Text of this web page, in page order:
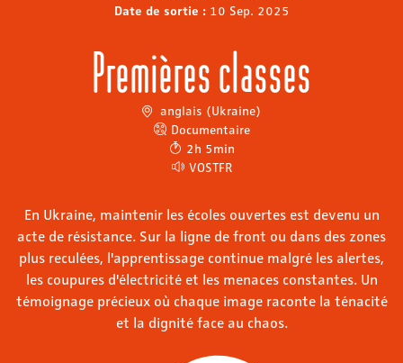
Date de sortie : 10 Sep. 2025
Premières classes
anglais (Ukraine)
Documentaire
2h 5min
VOSTFR
En Ukraine, maintenir les écoles ouvertes est devenu un
acte de résistance. Sur la ligne de front ou dans des zones
plus reculées, l'apprentissage continue malgré les alertes,
les coupures d'électricité et les menaces constantes. Un
témoignage précieux où chaque image raconte la ténacité
et la dignité face au chaos.